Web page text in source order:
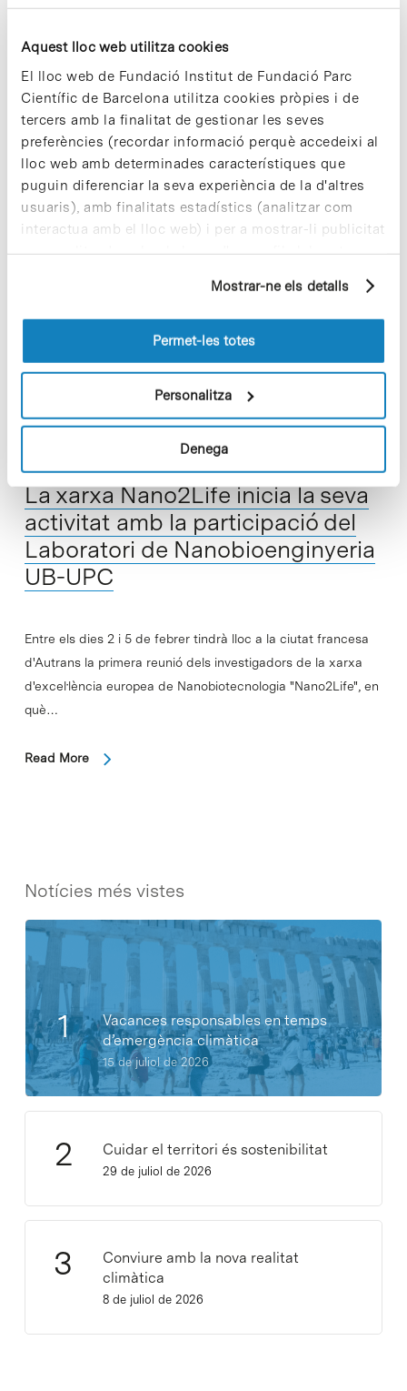
Aquest lloc web utilitza cookies
El lloc web de Fundació Institut de Fundació Parc
Científic de Barcelona utilitza cookies pròpies i de
tercers amb la finalitat de gestionar les seves
preferències (recordar informació perquè accedeixi al
lloc web amb determinades característiques que
puguin diferenciar la seva experiència de la d'altres
usuaris), amb finalitats estadístics (analitzar com
interactua amb el lloc web) i per a mostrar-li publicitat
personalitzada sobre la base d'un perfil elaborat a
pàgines visitades). Per a obtenir més informació sobre
les cookies pot consultar laPolítica de cookiesdel
Mostrar-ne els detalls
Permet-les totes
Personalitza
Denega
Reordenació de l’equip rectoral
de la UB
substitució d'Antoni Juárez que havia demanat el seu
relleu…
Read More
In
La xarxa Nano2Life inicia la seva
activitat amb la participació del
Laboratori de Nanobioenginyeria
UB-UPC
Entre els dies 2 i 5 de febrer tindrà lloc a la ciutat francesa
d'Autrans la primera reunió dels investigadors de la xarxa
d'excel·lència europea de Nanobiotecnologia "Nano2Life", en
què…
Read More
Notícies més vistes
Vacances responsables en temps
d’emergència climàtica
15 de juliol de 2026
Cuidar el territori és sostenibilitat
29 de juliol de 2026
Conviure amb la nova realitat
climàtica
8 de juliol de 2026